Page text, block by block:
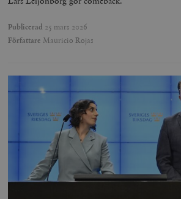
Publicerad 25 mars 2026
Författare Mauricio Rojas